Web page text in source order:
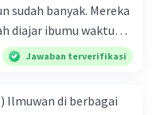
sudah banyak. Mereka
diajar ibumu waktu
itu baru saja pindah
tebal dalam kutipan
Jawaban terverifikasi
Ilmuwan di berbagai